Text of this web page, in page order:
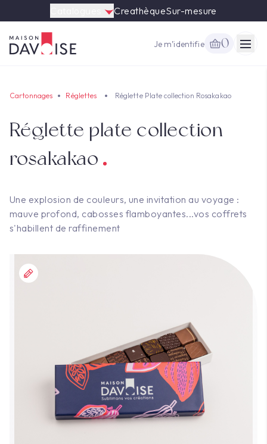
CreathèqueSur-mesure
Je m’identifie 0
Cartonnages Réglettes Réglette Plate collection Rosakakao
Réglette plate collection
rosakakao
Une explosion de couleurs, une invitation au voyage :
mauve profond, cabosses flamboyantes...vos coffrets
s'habillent de raffinement